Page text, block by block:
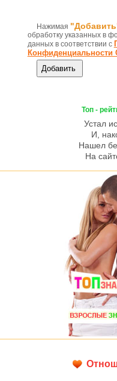
Нажимая
обработку указанных в
данных в соответствии с
Конфиденциальности
Топ -
Устал
И,
Нашел
На